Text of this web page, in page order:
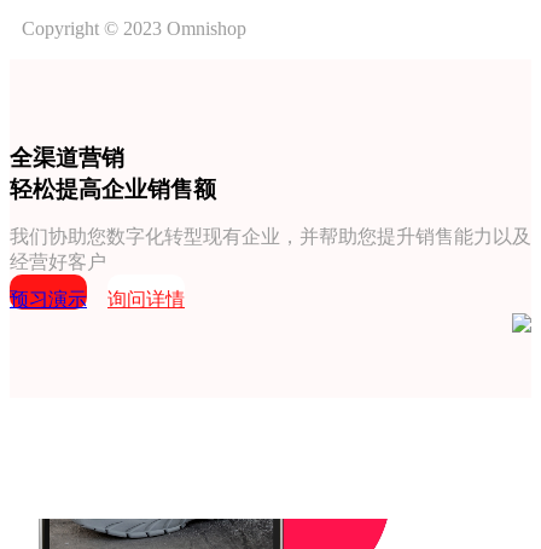
Copyright © 2023 Omnishop
全渠道营销
轻松提高企业销售额
我们协助您数字化转型现有企业，并帮助您提升销售能力以及
经营好客户
预习演示
询问详情